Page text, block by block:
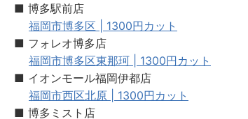
■ 博多駅前店
福岡市博多区 | 1300円カット
■ フォレオ博多店
福岡市博多区東那珂 | 1300円カット
■ イオンモール福岡伊都店
福岡市西区北原 | 1300円カット
■ 博多ミスト店